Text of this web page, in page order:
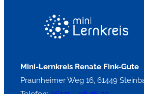
nach engagierten Nachhilfelehrern
Deutsch, und Englisch?
Mini-Lernkreis Renate Fink-Gute
Praunheimer Weg 16, 61449